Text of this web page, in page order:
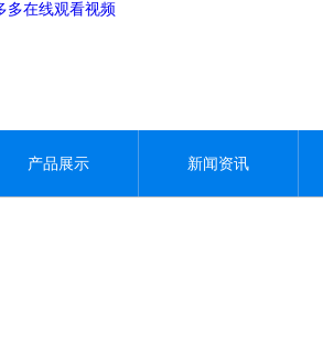
多在线观看视频
产品展示 新闻资讯